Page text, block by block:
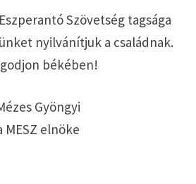
Szövetség tagsága
nyilvánítjuk a családnak.
békében!
Gyöngyi
MESZ elnöke